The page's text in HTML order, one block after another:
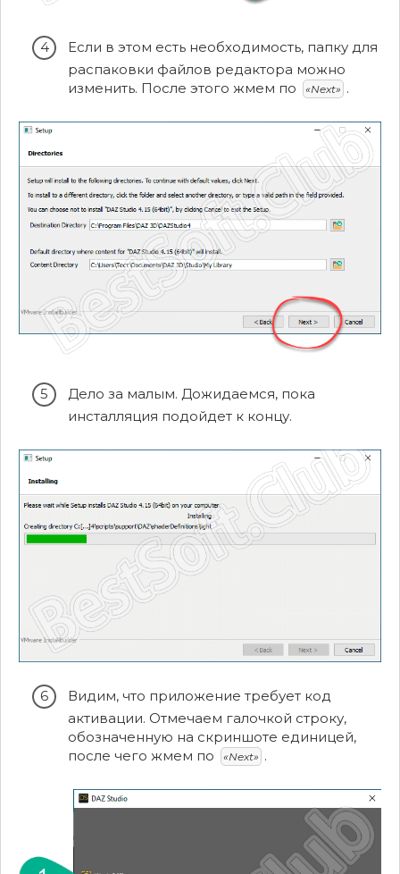
Если в этом есть необходимость, папку для
распаковки файлов редактора можно
изменить. После этого жмем по
«Next» .
Дело за малым. Дожидаемся, пока
инсталляция подойдет к концу.
Видим, что приложение требует код
активации. Отмечаем галочкой строку,
обозначенную на скриншоте единицей,
после чего жмем по
«Next» .